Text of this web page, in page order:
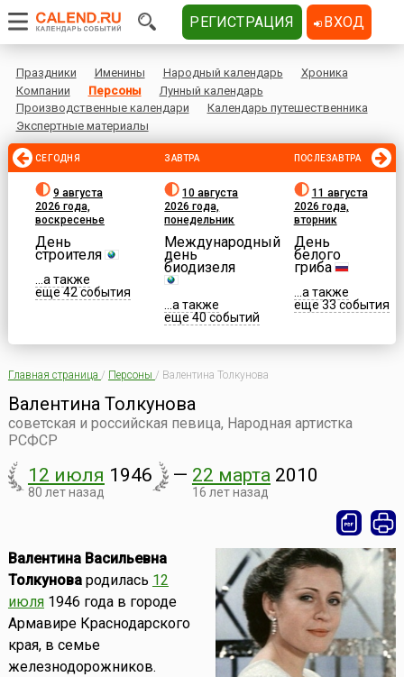
Праздники Именины Народный календарь
Хроника
Компании
Персоны
Лунный календарь
Производственные календари
Календарь путешественника
Экспертные материалы
СЕГОДНЯ
9 августа
2026 года,
воскресенье
День
строителя
...а также
еще 42 события
ЗАВТРА
10 августа
2026 года,
понедельник
Международный
день
биодизеля
...а также
еще 40 событий
ПОСЛЕЗАВТРА
11 августа
2026 года,
вторник
День
белого
гриба
...а также
еще 33 события
Главная страница / Персоны / Валентина Толкунова
Валентина Толкунова
советская и российская певица, Народная артистка
РСФСР
12 июля 1946
80 лет назад
— 22 марта2010
16 лет назад
Валентина Васильевна
Толкуновародилась 12
июля1946 года в городе
Армавире Краснодарского
края, в семье
железнодорожников.
РЕГИСТРАЦИЯ ВХОД